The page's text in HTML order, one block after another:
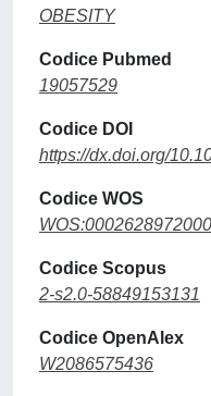
OBESITY
Codice Pubmed
19057529
Codice DOI
https://dx.doi.org/
Codice WOS
Codice Scopus
2-s2.0-58849153131
Codice OpenAlex
W2086575436